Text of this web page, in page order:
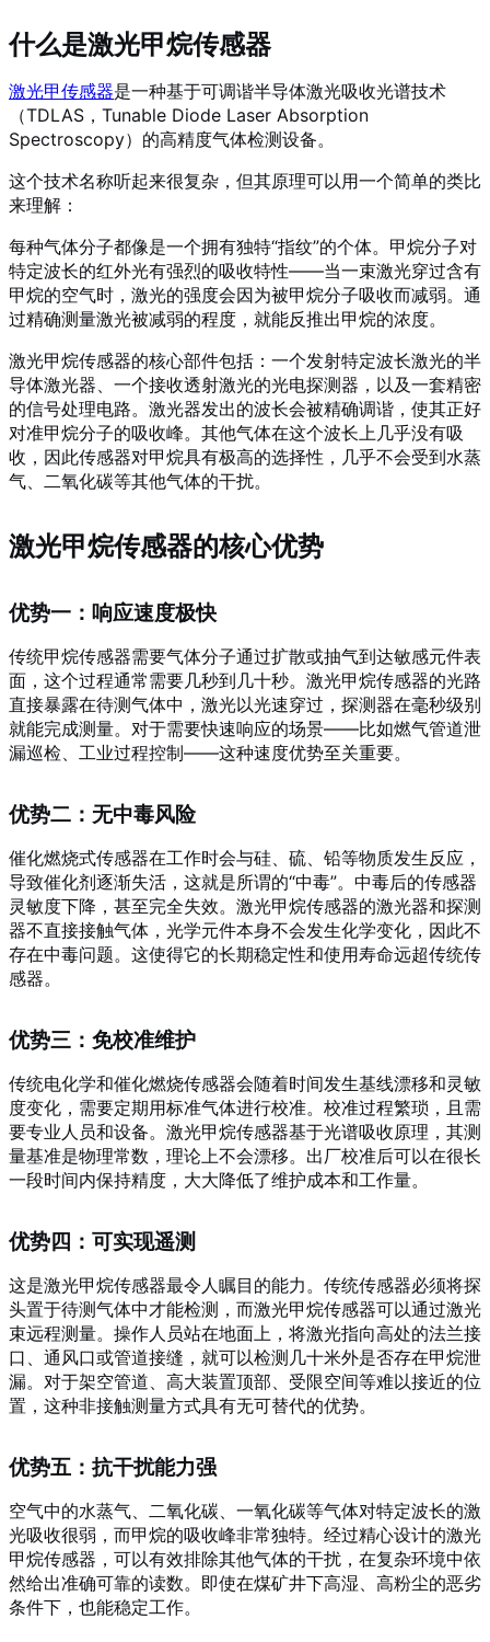
什么是激光甲烷传感器
激光甲传感器是一种基于可调谐半导体激光吸收光谱技术
（TDLAS，Tunable Diode Laser Absorption
Spectroscopy）的高精度气体检测设备。
这个技术名称听起来很复杂，但其原理可以用一个简单的类比
来理解：
每种气体分子都像是一个拥有独特“指纹”的个体。甲烷分子对
特定波长的红外光有强烈的吸收特性——当一束激光穿过含有
甲烷的空气时，激光的强度会因为被甲烷分子吸收而减弱。通
过精确测量激光被减弱的程度，就能反推出甲烷的浓度。
激光甲烷传感器的核心部件包括：一个发射特定波长激光的半
导体激光器、一个接收透射激光的光电探测器，以及一套精密
的信号处理电路。激光器发出的波长会被精确调谐，使其正好
对准甲烷分子的吸收峰。其他气体在这个波长上几乎没有吸
收，因此传感器对甲烷具有极高的选择性，几乎不会受到水蒸
气、二氧化碳等其他气体的干扰。
激光甲烷传感器的核心优势
优势一：响应速度极快
传统甲烷传感器需要气体分子通过扩散或抽气到达敏感元件表
面，这个过程通常需要几秒到几十秒。激光甲烷传感器的光路
直接暴露在待测气体中，激光以光速穿过，探测器在毫秒级别
就能完成测量。对于需要快速响应的场景——比如燃气管道泄
漏巡检、工业过程控制——这种速度优势至关重要。
优势二：无中毒风险
催化燃烧式传感器在工作时会与硅、硫、铅等物质发生反应，
导致催化剂逐渐失活，这就是所谓的“中毒”。中毒后的传感器
灵敏度下降，甚至完全失效。激光甲烷传感器的激光器和探测
器不直接接触气体，光学元件本身不会发生化学变化，因此不
存在中毒问题。这使得它的长期稳定性和使用寿命远超传统传
感器。
优势三：免校准维护
传统电化学和催化燃烧传感器会随着时间发生基线漂移和灵敏
度变化，需要定期用标准气体进行校准。校准过程繁琐，且需
要专业人员和设备。激光甲烷传感器基于光谱吸收原理，其测
量基准是物理常数，理论上不会漂移。出厂校准后可以在很长
一段时间内保持精度，大大降低了维护成本和工作量。
优势四：可实现遥测
这是激光甲烷传感器最令人瞩目的能力。传统传感器必须将探
头置于待测气体中才能检测，而激光甲烷传感器可以通过激光
束远程测量。操作人员站在地面上，将激光指向高处的法兰接
口、通风口或管道接缝，就可以检测几十米外是否存在甲烷泄
漏。对于架空管道、高大装置顶部、受限空间等难以接近的位
置，这种非接触测量方式具有无可替代的优势。
优势五：抗干扰能力强
空气中的水蒸气、二氧化碳、一氧化碳等气体对特定波长的激
光吸收很弱，而甲烷的吸收峰非常独特。经过精心设计的激光
甲烷传感器，可以有效排除其他气体的干扰，在复杂环境中依
然给出准确可靠的读数。即使在煤矿井下高湿、高粉尘的恶劣
条件下，也能稳定工作。